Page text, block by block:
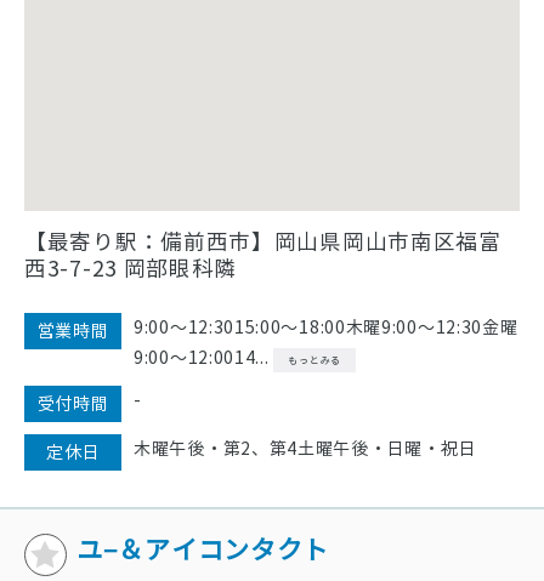
【最寄り駅：備前西市】岡山県岡山市南区福富
西3-7-23 岡部眼科隣
営業時間
9:00〜12:3015:00〜18:00木曜9:00〜12:30金曜
9:00〜12:0014...
もっとみる
受付時間 -
定休日 木曜午後・第2、第4土曜午後・日曜・祝日
ユ−＆アイコンタクト